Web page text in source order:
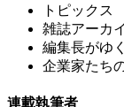
トピックス
雑誌アーカ
編集長がゆく
企業家たち
連載執筆者